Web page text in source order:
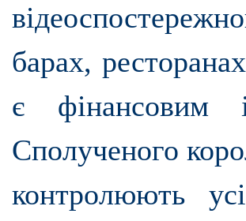
барах,
є фінансовим
Сполученого
контролюють